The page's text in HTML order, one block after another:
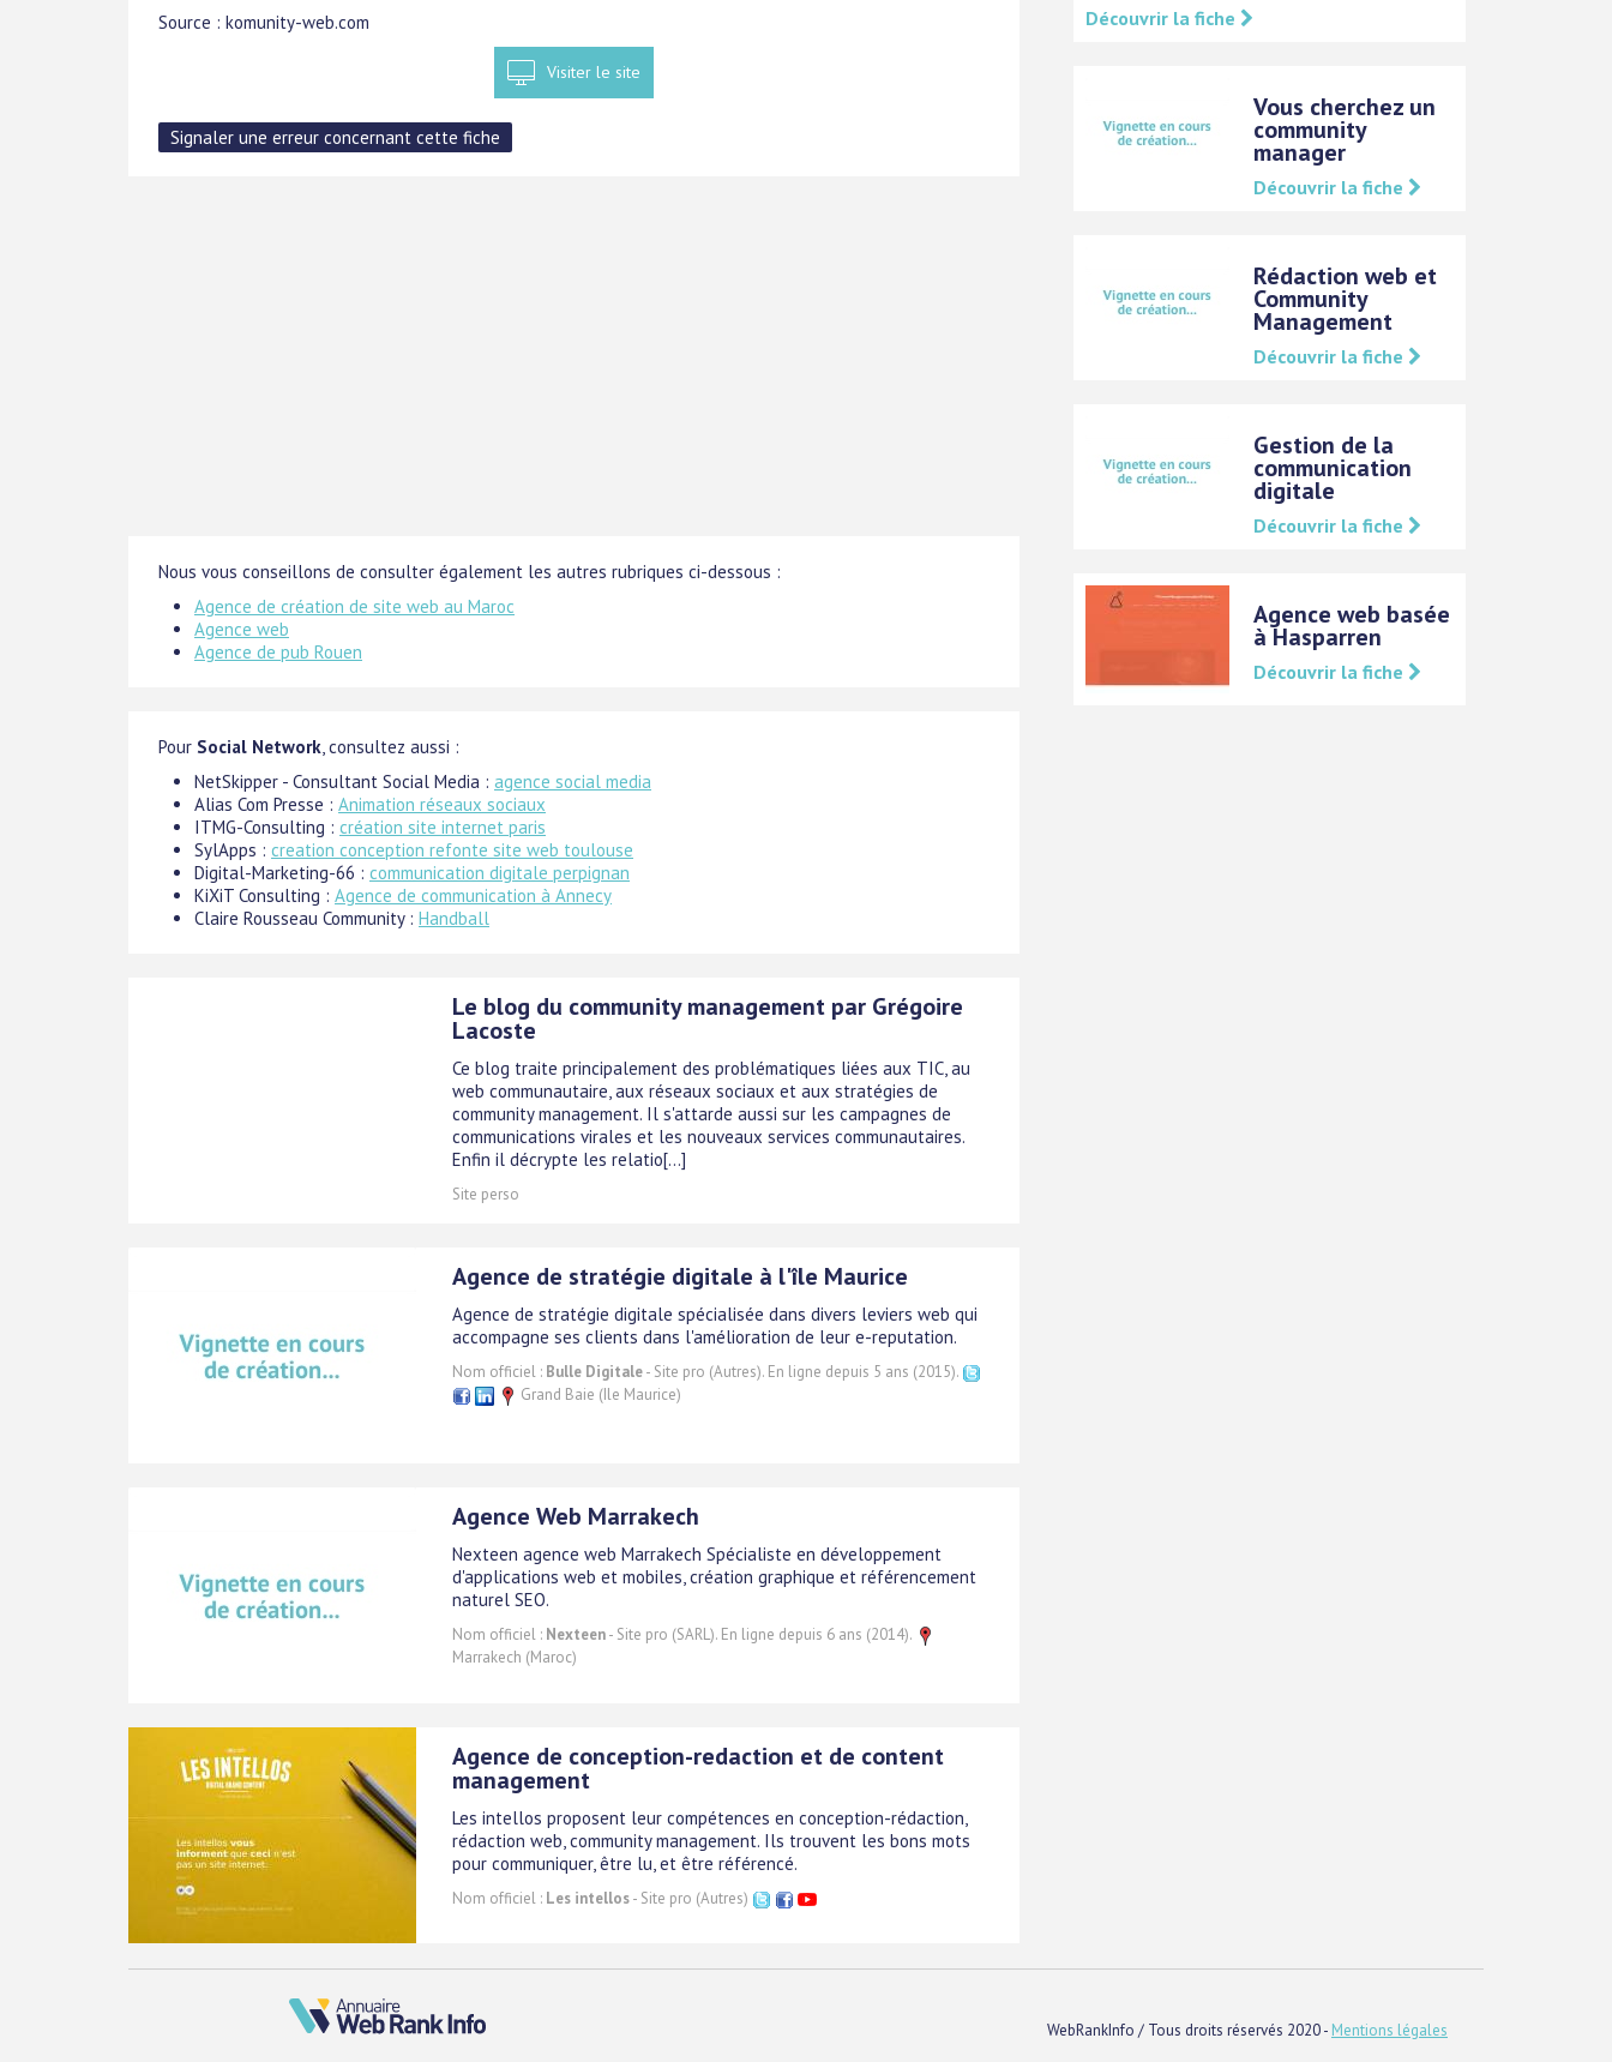
Source : komunity-web.com
Visiter le site
Nous vous conseillons de consulter également les autres rubriques ci-dessous :
Agence de création de site web au Maroc
Agence web
Agence de pub Rouen
Pour Social Network , consultez aussi :
NetSkipper - Consultant Social Media : agence social media
Alias Com Presse : Animation réseaux sociaux
ITMG-Consulting : création site internet paris
SylApps : creation conception refonte site web toulouse
Digital-Marketing-66 : communication digitale perpignan
KiXiT Consulting : Agence de communication à Annecy
Claire Rousseau Community : Handball
Le blog du community management par Grégoire
Lacoste
Ce blog traite principalement des problématiques liées aux TIC, au
web communautaire, aux réseaux sociaux et aux stratégies de
community management. Il s'attarde aussi sur les campagnes de
communications virales et les nouveaux services communautaires.
Enfin il décrypte les relatio[...]
Site perso
Agence de stratégie digitale à l'île Maurice
Agence de stratégie digitale spécialisée dans divers leviers web qui
accompagne ses clients dans l'amélioration de leur e-reputation.
Nom officiel : Bulle Digitale- Site pro (Autres). En ligne depuis 5 ans (2015).
Grand Baie (Ile Maurice)
Agence Web Marrakech
Nexteen agence web Marrakech Spécialiste en développement
d'applications web et mobiles, création graphique et référencement
naturel SEO.
Nom officiel : Nexteen- Site pro (SARL). En ligne depuis 6 ans (2014).
Marrakech (Maroc)
Agence de conception-redaction et de content
management
Les intellos proposent leur compétences en conception-rédaction,
rédaction web, community management. Ils trouvent les bons mots
pour communiquer, être lu, et être référencé.
Nom officiel : Les intellos- Site pro (Autres)
Découvrir la fiche
Vous cherchez un
community
manager
Découvrir la fiche
Rédaction web et
Community
Management
Découvrir la fiche
Gestion de la
communication
digitale
Découvrir la fiche
Agence web basée
à Hasparren
Découvrir la fiche
WebRankInfo / Tous droits réservés 2020 - Mentions légales